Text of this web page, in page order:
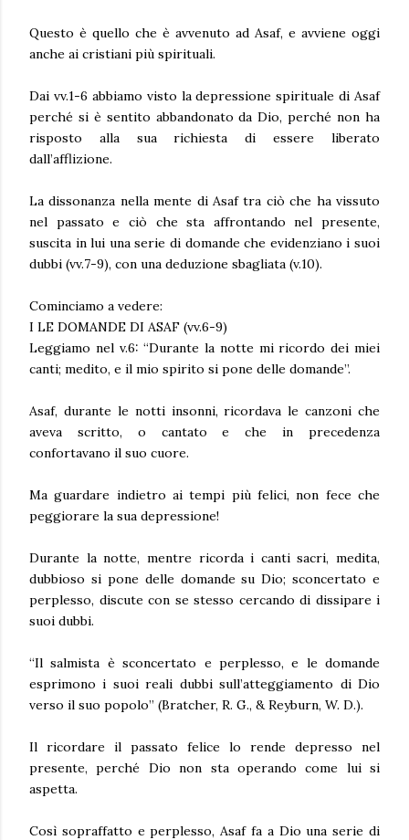
Questo è quello che è avvenuto ad Asaf, e avviene oggi
anche ai cristiani più spirituali.
Dai vv.1-6 abbiamo visto la depressione spirituale di Asaf
perché si è sentito abbandonato da Dio, perché non ha
risposto alla sua richiesta di essere liberato
dall’afflizione.
La dissonanza nella mente di Asaf tra ciò che ha vissuto
nel passato e ciò che sta affrontando nel presente,
suscita in lui una serie di domande che evidenziano i suoi
dubbi (vv.7-9), con una deduzione sbagliata (v.10).
Cominciamo a vedere:
I LE DOMANDE DI ASAF (vv.6-9)
Leggiamo nel v.6: “Durante la notte mi ricordo dei miei
canti; medito, e il mio spirito si pone delle domande”.
Asaf, durante le notti insonni, ricordava le canzoni che
aveva scritto, o cantato e che in precedenza
confortavano il suo cuore.
Ma guardare indietro ai tempi più felici, non fece che
peggiorare la sua depressione!
Durante la notte, mentre ricorda i canti sacri, medita,
dubbioso si pone delle domande su Dio; sconcertato e
perplesso, discute con se stesso cercando di dissipare i
suoi dubbi.
“Il salmista è sconcertato e perplesso, e le domande
esprimono i suoi reali dubbi sull’atteggiamento di Dio
verso il suo popolo” (Bratcher, R. G., & Reyburn, W. D.).
Il ricordare il passato felice lo rende depresso nel
presente, perché Dio non sta operando come lui si
aspetta.
Così sopraffatto e perplesso, Asaf fa a Dio una serie di